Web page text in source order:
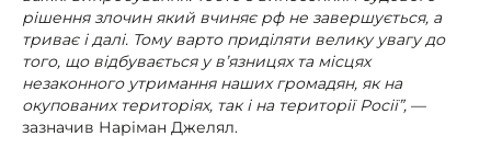
рішення злочин який вчиняє рф не завершується, а
триває і далі. Тому варто приділяти велику увагу до
того, що відбувається у вʼязницях та місцях
незаконного утримання наших громадян, як на
окупованих територіях, так і на території Росії”, —
зазначив Наріман Джелял.